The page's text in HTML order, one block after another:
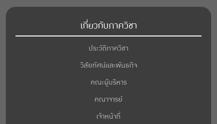
เกี่ยวกับภาควิชา
ประวัติภาควิชา
วิสัยทัศน์และพันธกิจ
คณะผู้บริหาร
คณาจารย์
เจ้าหน้าที่